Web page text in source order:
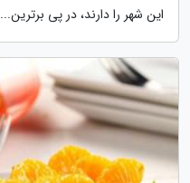
این شهر را دارند، در پی برترین...